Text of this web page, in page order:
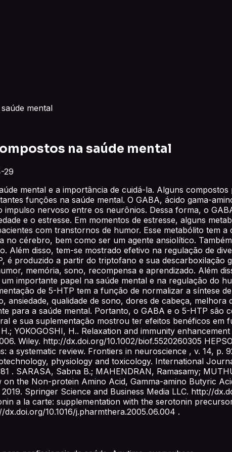
mental
na saúde mental
29
mental e a importância de cuidá-la. Alguns
funções na saúde mental. O GABA, ácido gama-
nervoso entre os neurônios. Dessa forma, o
e o estresse. Em momentos de estresse, alguns
com transtornos de humor. Esse metabólito tem
no cérebro, bem como ser um agente ansiolítico.
Além disso, tem-se mostrado efetivo na regulação de
é produzido a partir do triptofano e sua
memória, sono, recompensa e aprendizado. Além
importante papel na saúde mental e na regulação do
de 5-HTP tem a função de normalizar a síntese
ansiedade, qualidade de sono, dores de cabeça,
para a saúde mental. Portanto, o GABA e o 5-HTP são
e sua suplementação mostrou ter efeitos benéficos em
YOKOGOSHI, H.. Relaxation and immunity
Wiley. http://dx.doi.org/10.1002/biof.5520260305
a systematic review. Frontiers in neuroscience , v. 14,
physiology and toxicology. International
. SARASA, Sabna B.; MAHENDRAN, Ramasamy;
on the Non-protein Amino Acid, Gamma-amino Butyric
Springer Science and Business Media LLC. http://
a la carte: supplementation with the serotonin
10.1016/j.pharmthera.2005.06.004 .